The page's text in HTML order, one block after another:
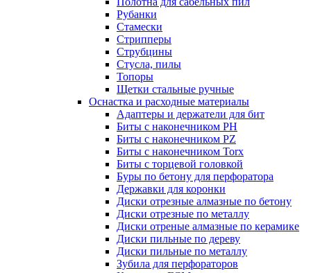
Рубанки
Стамески
Стрипперы
Струбцины
Стусла, пилы
Топоры
Щетки стальные ручные
Оснастка и расходные материалы
Адаптеры и держатели для бит
Биты с наконечником PH
Биты с наконечником PZ
Биты с наконечником Torx
Биты с торцевой головкой
Буры по бетону для перфоратора
Державки для коронки
Диски отрезные алмазные по бетону
Диски отрезные по металлу
Диски отреные алмазные по керамике
Диски пильные по дереву
Диски пильные по металлу
Зубила для перфораторов